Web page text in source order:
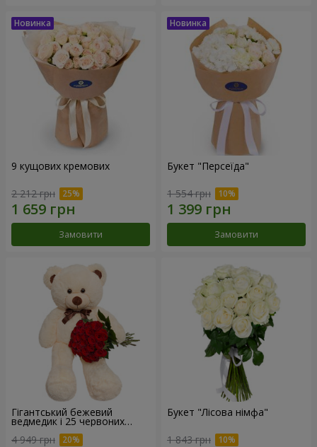
9 кущових кремових
2 212 грн
Замовити
Букет "Персеїда"
1 554 грн
Замовити
Гігантський бежевий
ведмедик і 25 червоних
троянд
4 949 грн
Букет "Лісова німфа"
1 843 грн